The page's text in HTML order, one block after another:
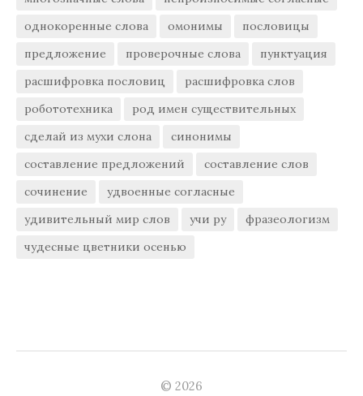
однокоренные слова
омонимы
пословицы
предложение
проверочные слова
пунктуация
расшифровка пословиц
расшифровка слов
робототехника
род имен существительных
сделай из мухи слона
синонимы
составление предложений
составление слов
сочинение
удвоенные согласные
удивительный мир слов
учи ру
фразеологизм
чудесные цветники осенью
© 2026